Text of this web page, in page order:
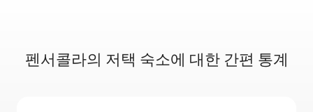
펜서콜라의 저택 숙소에 대한 간편 통계